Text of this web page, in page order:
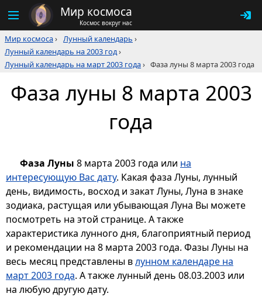
Мир космоса
Космос вокруг нас
Мир космоса› Лунный календарь ›
Лунный календарь на 2003 год›
Лунный календарь на март 2003 года› Фаза луны 8 марта 2003 года
Фаза луны 8 марта 2003
года
Фаза Луны 8 марта 2003 года или на
интересующую Вас дату. Какая фаза Луны, лунный
день, видимость, восход и закат Луны, Луна в знаке
зодиака, растущая или убывающая Луна Вы можете
посмотреть на этой странице. А также
характеристика лунного дня, благоприятный период
и рекомендации на 8 марта 2003 года. Фазы Луны на
весь месяц представлены влунном календаре на
март 2003 года. А также лунный день 08.03.2003 или
на любую другую дату.